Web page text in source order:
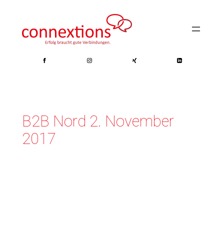
springen
B2B Nord 2. November
2017